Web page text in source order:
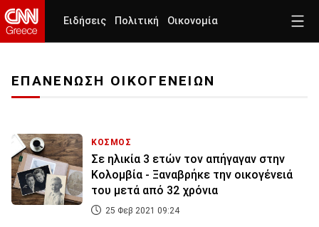
Ειδήσεις Πολιτική Οικονομία
ΕΠΑΝΕΝΩΣΗ ΟΙΚΟΓΕΝΕΙΩΝ
ΚΟΣΜΟΣ
Σε ηλικία 3 ετών τον απήγαγαν στην
Κολομβία - Ξαναβρήκε την οικογένειά
του μετά από 32 χρόνια
25 Φεβ 2021 09:24